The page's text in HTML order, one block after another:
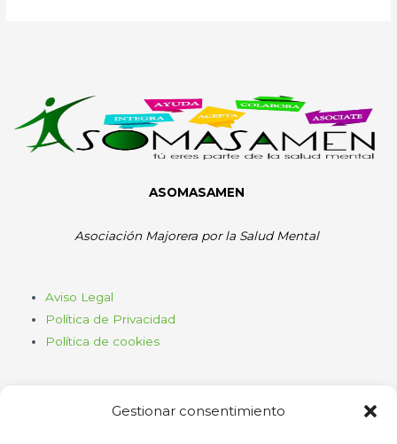
Gestionar consentimiento
ASOMASAMEN
Asociación Majorera por la Salud Mental
Aviso Legal
Política de Privacidad
Política de cookies